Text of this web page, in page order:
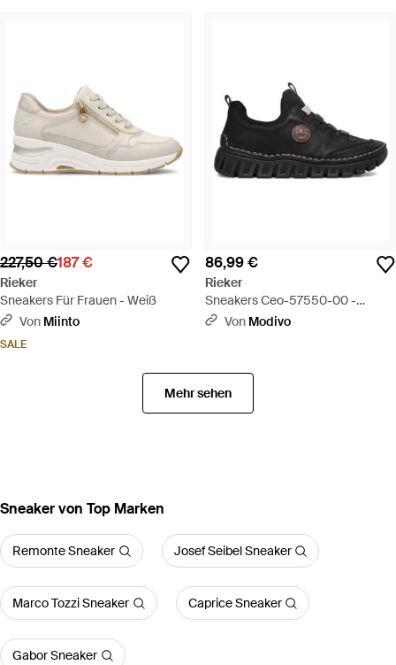
227,50 €187 €
Rieker
Sneakers Für Frauen - Weiß
Von Miinto
SALE
86,99 €
Rieker
Sneakers Ceo-57550-00 -
Schwarz
Von Modivo
Mehr sehen
Sneaker von Top Marken
Remonte Sneaker Josef Seibel Sneaker
Marco Tozzi Sneaker Caprice Sneaker
Gabor Sneaker